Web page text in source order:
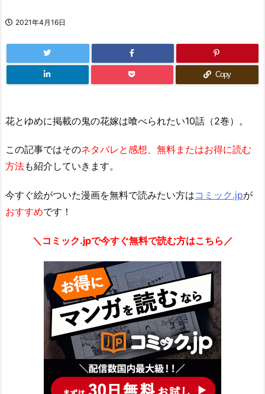
2021年4月16日
Copy
花とゆめに掲載の鬼の花嫁は喰べられたい10話（2巻）。
この記事ではそのネタバレと感想、無料またはお得に読む
方法も紹介していきます。
今すぐ絵がついた漫画を無料で読みたい方はコミック.jpが
おすすめです！
＼コミック.jpで今すぐ無料で読む方はこちら／